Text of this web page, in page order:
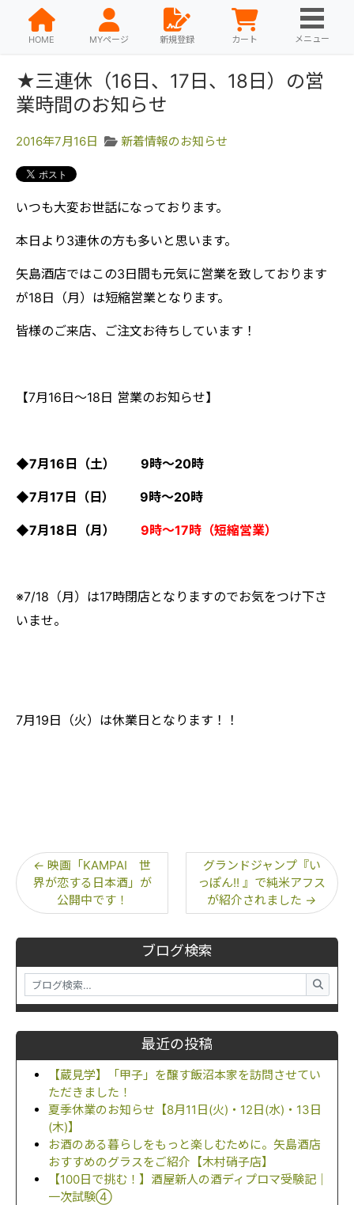
HOME MYページ 新規登録 カート メニュー
ブログ検索
最近の投稿
【蔵見学】「甲子」を醸す飯沼本家を訪問させてい
ただきました！
夏季休業のお知らせ【8月11日(火)・12日(水)・13日
(木)】
お酒のある暮らしをもっと楽しむために。矢島酒店
おすすめのグラスをご紹介【木村硝子店】
【100日で挑む！】酒屋新人の酒ディプロマ受験記｜
一次試験④
★三連休（16日、17日、18日）の営
業時間のお知らせ
2016年7月16日 新着情報のお知らせ
いつも大変お世話になっております。
本日より3連休の方も多いと思います。
矢島酒店ではこの3日間も元気に営業を致しております
が18日（月）は短縮営業となります。
皆様のご来店、ご注文お待ちしています！
【7月16日～18日 営業のお知らせ】
◆7月16日（土） 9時～20時
◆7月17日（日） 9時～20時
◆7月18日（月） 9時～17時（短縮営業）
※7/18（月）は17時閉店となりますのでお気をつけ下さ
いませ。
7月19日（火）は休業日となります！！
← 映画「KAMPAI 世
界が恋する日本酒」が
公開中です！
グランドジャンプ『い
っぽん!! 』で純米アフス
が紹介されました →